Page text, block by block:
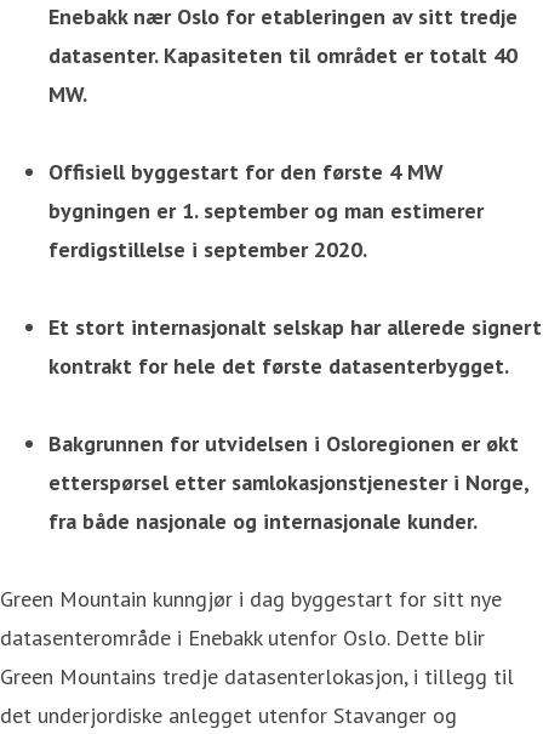
Enebakk nær Oslo for etableringen av sitt tredje
datasenter. Kapasiteten til området er totalt 40
MW.
Offisiell byggestart for den første 4 MW
bygningen er 1. september og man estimerer
ferdigstillelse i september 2020.
Et stort internasjonalt selskap har allerede signert
kontrakt for hele det første datasenterbygget.
Bakgrunnen for utvidelsen i Osloregionen er økt
etterspørsel etter samlokasjonstjenester i Norge,
fra både nasjonale og internasjonale kunder.
Green Mountain kunngjør i dag byggestart for sitt nye
datasenterområde i Enebakk utenfor Oslo. Dette blir
Green Mountains tredje datasenterlokasjon, i tillegg til
det underjordiske anlegget utenfor Stavanger og